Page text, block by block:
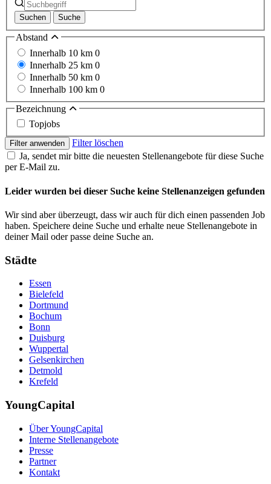
Suchen Suche
Abstand
Innerhalb 10 km 0
Innerhalb 25 km 0
Innerhalb 50 km 0
Innerhalb 100 km 0
Bezeichnung
Topjobs
Filter anwenden
Filter löschen
Ja, sendet mir bitte die neuesten Stellenangebote für diese Suche
per E-Mail zu.
Leider wurden bei dieser Suche keine Stellenanzeigen gefunden
Wir sind aber überzeugt, dass wir auch für dich einen passenden Job
haben. Speichere deine Suche und erhalte neue Stellenangebote in
deiner Mail oder passe deine Suche an.
Städte
Essen
Bielefeld
Dortmund
Bochum
Bonn
Duisburg
Wuppertal
Gelsenkirchen
Detmold
Krefeld
YoungCapital
Über YoungCapital
Interne Stellenangebote
Presse
Partner
Kontakt